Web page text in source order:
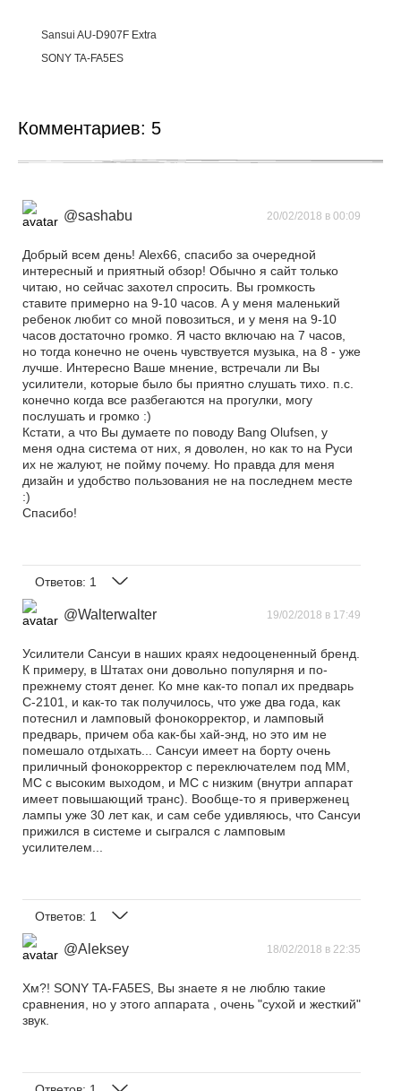
Sansui AU-D907F Extra
SONY TA-FA5ES
Комментариев: 5
@sashabu 20/02/2018 в 00:09
Добрый всем день! Alex66, спасибо за очередной
интересный и приятный обзор! Обычно я сайт только
читаю, но сейчас захотел спросить. Вы громкость
ставите примерно на 9-10 часов. А у меня маленький
ребенок любит со мной повозиться, и у меня на 9-10
часов достаточно громко. Я часто включаю на 7 часов,
но тогда конечно не очень чувствуется музыка, на 8 - уже
лучше. Интересно Ваше мнение, встречали ли Вы
усилители, которые было бы приятно слушать тихо. п.с.
конечно когда все разбегаются на прогулки, могу
послушать и громко :)
Кстати, а что Вы думаете по поводу Bang Olufsen, у
меня одна система от них, я доволен, но как то на Руси
их не жалуют, не пойму почему. Но правда для меня
дизайн и удобство пользования не на последнем месте
:)
Спасибо!
Ответов: 1
@Walterwalter 19/02/2018 в 17:49
Усилители Сансуи в наших краях недооцененный бренд.
К примеру, в Штатах они довольно популярня и по-
прежнему стоят денег. Ко мне как-то попал их предварь
С-2101, и как-то так получилось, что уже два года, как
потеснил и ламповый фонокорректор, и ламповый
предварь, причем оба как-бы хай-энд, но это им не
помешало отдыхать... Сансуи имеет на борту очень
приличный фонокорректор с переключателем под ММ,
МС с высоким выходом, и МС с низким (внутри аппарат
имеет повышающий транс). Вообще-то я приверженец
лампы уже 30 лет как, и сам себе удивляюсь, что Сансуи
прижился в системе и сыгрался с ламповым
усилителем...
Ответов: 1
@Aleksey 18/02/2018 в 22:35
Хм?! SONY TA-FA5ES, Вы знаете я не люблю такие
сравнения, но у этого аппарата , очень "сухой и жесткий"
звук.